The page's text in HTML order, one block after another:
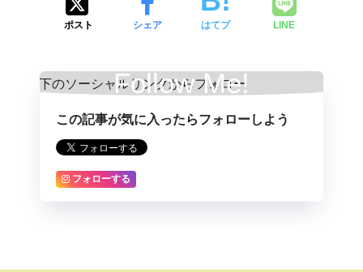
ポスト シェア はてブ LINE
Follow Me!
この記事が気に入ったらフォローしよう
フォローする